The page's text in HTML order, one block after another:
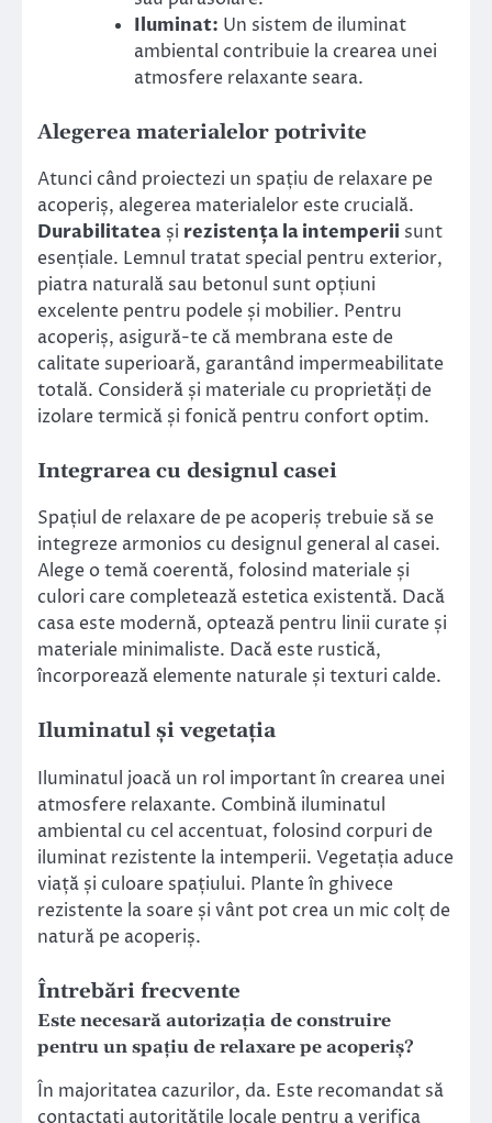
Iluminat: Un sistem de iluminat
ambiental contribuie la crearea unei
atmosfere relaxante seara.
Alegerea materialelor potrivite
Atunci când proiectezi un spațiu de relaxare pe
acoperiș, alegerea materialelor este crucială.
Durabilitatea și rezistența la intemperii sunt
esențiale. Lemnul tratat special pentru exterior,
piatra naturală sau betonul sunt opțiuni
excelente pentru podele și mobilier. Pentru
acoperiș, asigură-te că membrana este de
calitate superioară, garantând impermeabilitate
totală. Consideră și materiale cu proprietăți de
izolare termică și fonică pentru confort optim.
Integrarea cu designul casei
Spațiul de relaxare de pe acoperiș trebuie să se
integreze armonios cu designul general al casei.
Alege o temă coerentă, folosind materiale și
culori care completează estetica existentă. Dacă
casa este modernă, optează pentru linii curate și
materiale minimaliste. Dacă este rustică,
încorporează elemente naturale și texturi calde.
Iluminatul și vegetația
Iluminatul joacă un rol important în crearea unei
atmosfere relaxante. Combină iluminatul
ambiental cu cel accentuat, folosind corpuri de
iluminat rezistente la intemperii. Vegetația aduce
viață și culoare spațiului. Plante în ghivece
rezistente la soare și vânt pot crea un mic colț de
natură pe acoperiș.
Întrebări frecvente
Este necesară autorizația de construire
pentru un spațiu de relaxare pe acoperiș?
În majoritatea cazurilor, da. Este recomandat să
contactați autoritățile locale pentru a verifica